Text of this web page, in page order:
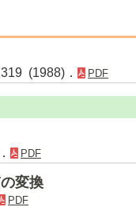
319 (1988)． PDF
PDF
変換
PDF